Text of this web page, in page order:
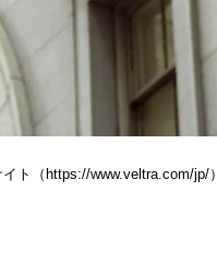
ト（https://www.veltra.com/jp/）